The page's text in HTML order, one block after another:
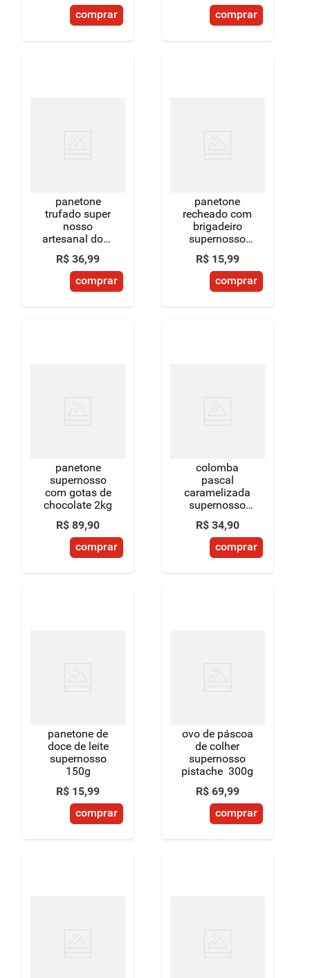
comprar
comprar
panetone
trufado super
nosso
artesanal doce
de leite 800g
R$ 36,99
comprar
panetone
recheado com
brigadeiro
supernosso
150g
R$ 15,99
comprar
panetone
supernosso
com gotas de
chocolate 2kg
R$ 89,90
comprar
colomba
pascal
caramelizada
supernosso
400g
R$ 34,90
comprar
panetone de
doce de leite
supernosso
150g
R$ 15,99
comprar
ovo de páscoa
de colher
supernosso
pistache 300g
R$ 69,99
comprar